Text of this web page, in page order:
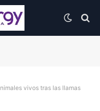
vivos tras las llamas